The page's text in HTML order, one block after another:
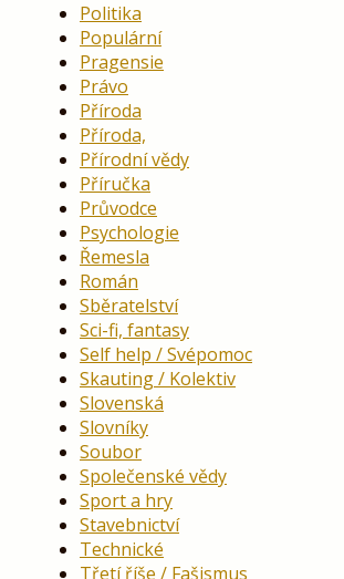
Politika
Populární
Pragensie
Právo
Příroda
Příroda,
Přírodní vědy
Příručka
Průvodce
Psychologie
Řemesla
Román
Sběratelství
Sci-fi, fantasy
Self help / Svépomoc
Skauting / Kolektiv
Slovenská
Slovníky
Soubor
Společenské vědy
Sport a hry
Stavebnictví
Technické
Třetí říše / Fašismus